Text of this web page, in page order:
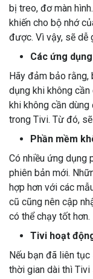
bị treo, đơ màn
khiến cho bộ nhớ
được. Vì vậy, sẽ dễ
Các ứng
Hãy đảm bảo
dụng khi không
khi không cần
trong Tivi. Từ đó,
Phần mềm
Có nhiều ứng dụng
phiên bản mới.
hợp hơn với các
cũ cũng nên cập
có thể chạy tốt hơn.
Tivi hoạt
Nếu bạn đã liên
thời gian dài thì Tivi